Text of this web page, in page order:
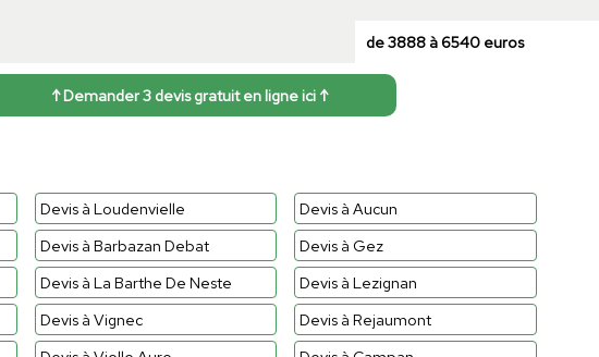
de 3888 à 6540 euros
↑ Demander 3 devis gratuit en ligne ici ↑
Devis à Loudenvielle
Devis à Aucun
Devis à Barbazan Debat
Devis à Gez
Devis à La Barthe De Neste
Devis à Lezignan
Devis à Vignec
Devis à Rejaumont